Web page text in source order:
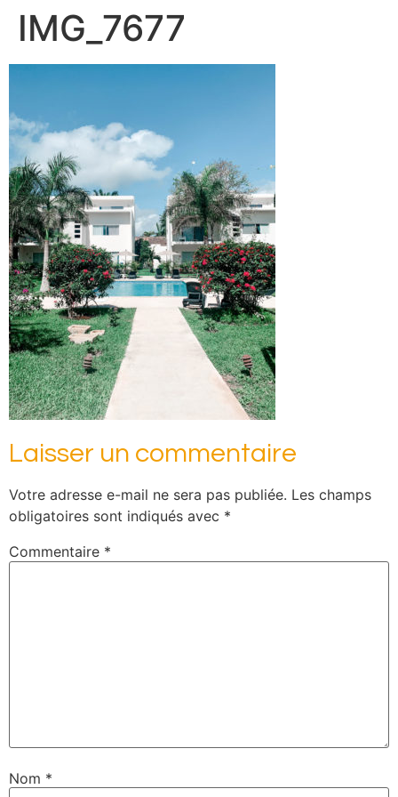
IMG_7677
Laisser un commentaire
Votre adresse e-mail ne sera pas publiée. Les champs
obligatoires sont indiqués avec *
Commentaire *
Nom *